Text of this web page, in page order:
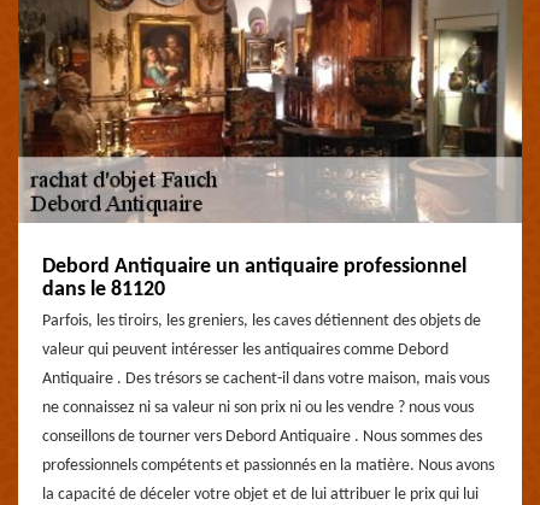
Debord Antiquaire un antiquaire professionnel
dans le 81120
Parfois, les tiroirs, les greniers, les caves détiennent des objets de
valeur qui peuvent intéresser les antiquaires comme Debord
Antiquaire . Des trésors se cachent-il dans votre maison, mais vous
ne connaissez ni sa valeur ni son prix ni ou les vendre ? nous vous
conseillons de tourner vers Debord Antiquaire . Nous sommes des
professionnels compétents et passionnés en la matière. Nous avons
la capacité de déceler votre objet et de lui attribuer le prix qui lui